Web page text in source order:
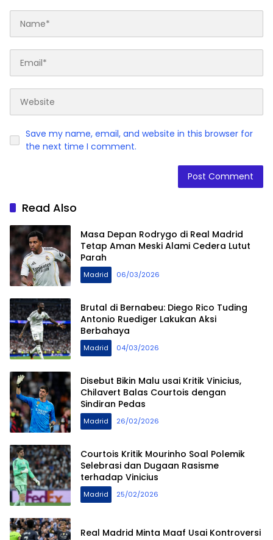
Save my name, email, and website in this browser for
the next time I comment.
Read Also
Masa Depan Rodrygo di Real Madrid
Tetap Aman Meski Alami Cedera Lutut
Parah
Madrid 06/03/2026
Brutal di Bernabeu: Diego Rico Tuding
Antonio Ruediger Lakukan Aksi
Berbahaya
Madrid 04/03/2026
Disebut Bikin Malu usai Kritik Vinicius,
Chilavert Balas Courtois dengan
Sindiran Pedas
Madrid 26/02/2026
Courtois Kritik Mourinho Soal Polemik
Selebrasi dan Dugaan Rasisme
terhadap Vinicius
Madrid 25/02/2026
Real Madrid Minta Maaf Usai Kontroversi